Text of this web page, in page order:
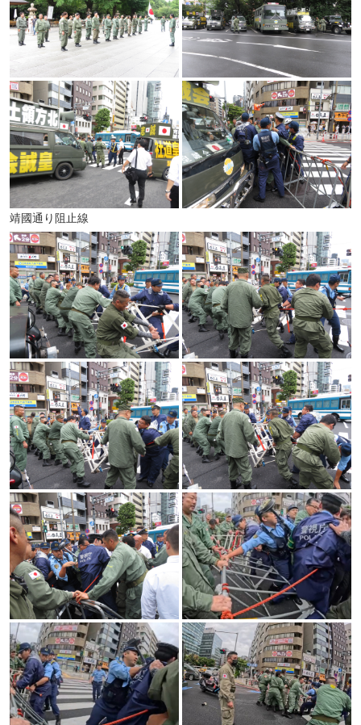
靖國通り阻止線